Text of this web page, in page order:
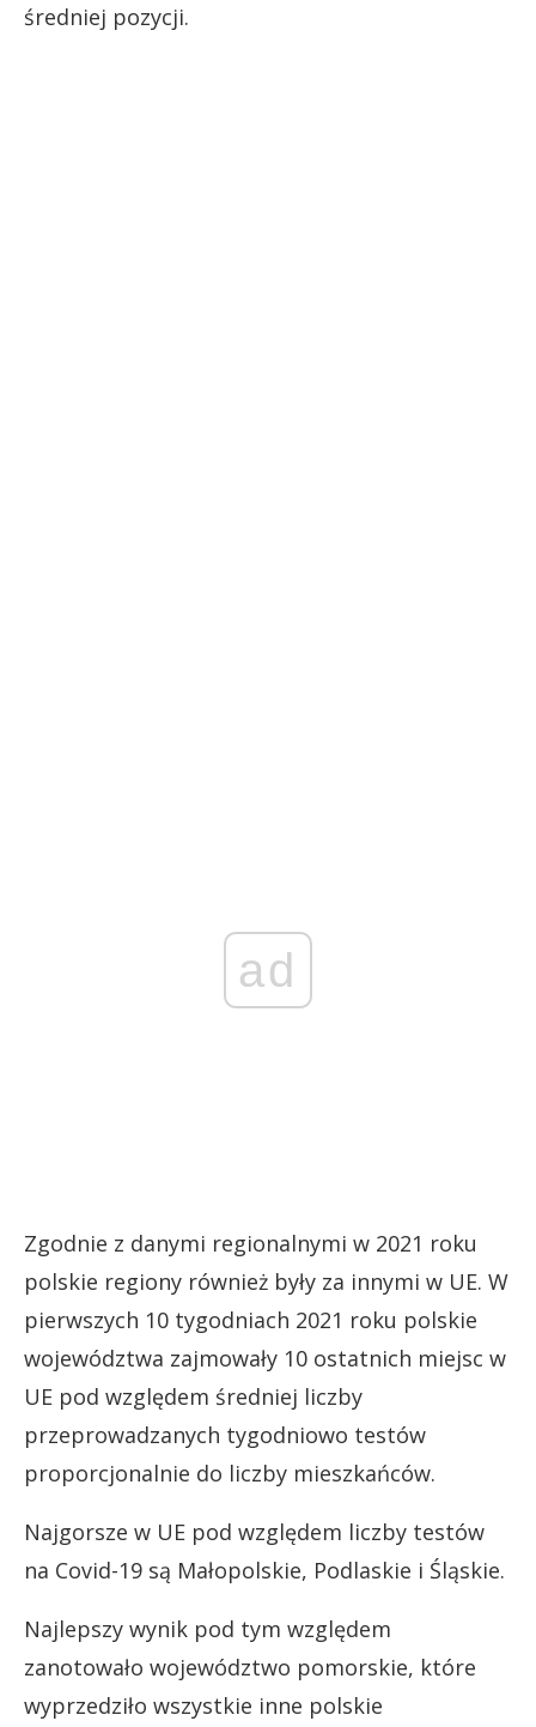
średniej pozycji.
ad
Zgodnie z danymi regionalnymi w 2021 roku
polskie regiony również były za innymi w UE. W
pierwszych 10 tygodniach 2021 roku polskie
województwa zajmowały 10 ostatnich miejsc w
UE pod względem średniej liczby
przeprowadzanych tygodniowo testów
proporcjonalnie do liczby mieszkańców.
Najgorsze w UE pod względem liczby testów
na Covid-19 są Małopolskie, Podlaskie i Śląskie.
Najlepszy wynik pod tym względem
zanotowało województwo pomorskie, które
wyprzedziło wszystkie inne polskie